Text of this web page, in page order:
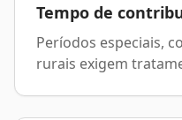
Tempo de
Períodos especiais,
rurais exigem